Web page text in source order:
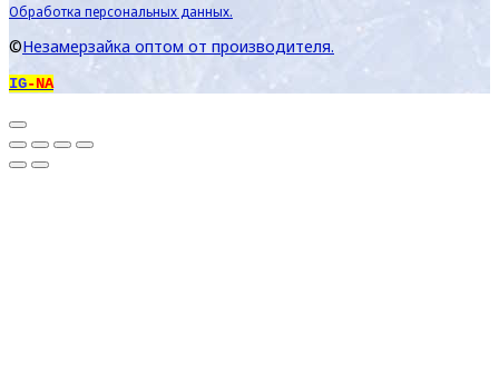
Обработка персональных данных.
©Незамерзайка оптом от производителя.
IG-NA